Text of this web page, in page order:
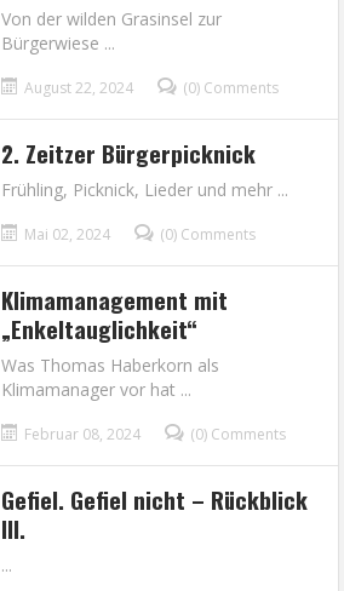
Von der wilden Grasinsel zur
Bürgerwiese ...
August 22, 2024 (0) Comments
2. Zeitzer Bürgerpicknick
Frühling, Picknick, Lieder und mehr ...
Mai 02, 2024 (0) Comments
Klimamanagement mit
„Enkeltauglichkeit“
Was Thomas Haberkorn als
Klimamanager vor hat ...
Februar 08, 2024 (0) Comments
Gefiel. Gefiel nicht – Rückblick
III.
...